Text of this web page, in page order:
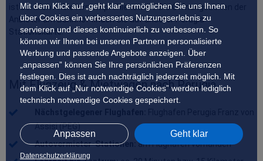
Mit dem Klick auf „geht klar” ermöglichen Sie uns Ihnen
über Cookies ein verbessertes Nutzungserlebnis zu
servieren und dieses kontinuierlich zu verbessern. So
können wir Ihnen bei unseren Partnern personalisierte
Werbung und passende Angebote anzeigen. Über
„anpassen” können Sie Ihre persönlichen Präferenzen
festlegen. Dies ist auch nachträglich jederzeit möglich. Mit
dem Klick auf „Nur notwendige Cookies” werden lediglich
technisch notwendige Cookies gespeichert.
Anpassen Geht klar
Datenschutzerklärung
ist bei allen Anbietern empfehlenswert. Die Öffnungszeiten der
Anbieter am Bahnhof finden Sie auf unserer Perugia-
Stationskarte.
Mit Flugzeug & Mietwagen nach Perugia
Assisi (PEG)
Autovermieter-Stationen: am Flughafen vorhanden